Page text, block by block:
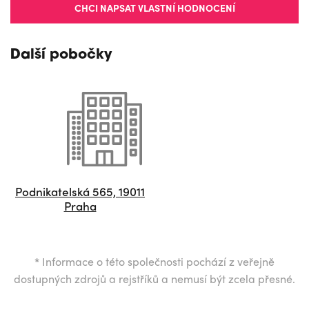
CHCI NAPSAT VLASTNÍ HODNOCENÍ
Další pobočky
Podnikatelská 565, 19011
Praha
* Informace o této společnosti pochází z veřejně
dostupných zdrojů a rejstříků a nemusí být zcela přesné.